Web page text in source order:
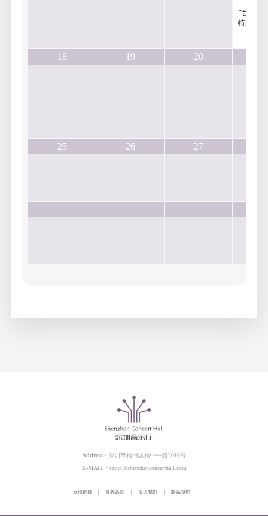
“音乐下
特别版
——钢琴
18 19 20
25 26 27
Address / 深圳市福田区福中一路2016号
E-MAIL / szyyt@shenzhenconcerthall.com
友情链接 服务条款 加入我们 联系我们